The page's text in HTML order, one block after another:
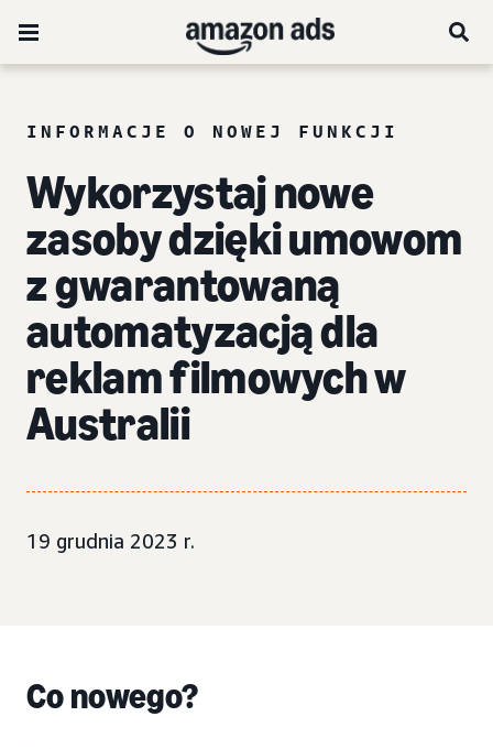
INFORMACJE O NOWEJ FUNKCJI
Wykorzystaj nowe
zasoby dzięki umowom
z gwarantowaną
automatyzacją dla
reklam filmowych w
Australii
19 grudnia 2023 r.
Co nowego?